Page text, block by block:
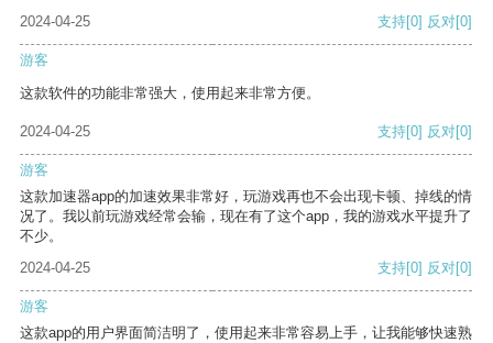
2024-04-25
支持[0] 反对[0]
游客
这款软件的功能非常强大，使用起来非常方便。
2024-04-25 支持[0] 反对[0]
游客
这款加速器app的加速效果非常好，玩游戏再也不会出现卡顿、掉线的情
况了。我以前玩游戏经常会输，现在有了这个app，我的游戏水平提升了
不少。
2024-04-25
支持[0] 反对[0]
游客
这款app的用户界面简洁明了，使用起来非常容易上手，让我能够快速熟